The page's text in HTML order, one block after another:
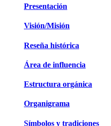
Presentación
Visión/Misión
Reseña histórica
Área de influencia
Estructura orgánica
Organigrama
Símbolos y tradiciones